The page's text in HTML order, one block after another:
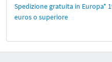
Spedizione gratuita in Europa*
euros o superiore